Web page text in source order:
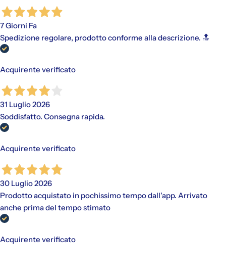
7 Giorni Fa
Spedizione regolare, prodotto conforme alla descrizione. 🔝
Acquirente verificato
31 Luglio 2026
Soddisfatto. Consegna rapida.
Acquirente verificato
30 Luglio 2026
Prodotto acquistato in pochissimo tempo dall'app. Arrivato
anche prima del tempo stimato
Acquirente verificato